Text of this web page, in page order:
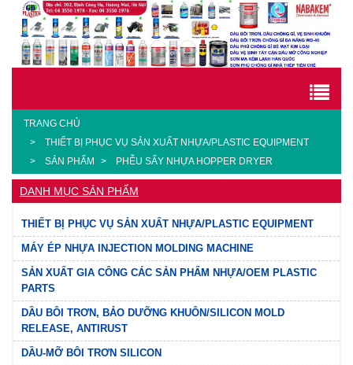
TRANG CHỦ
THIẾT BỊ PHỤC VỤ SẢN XUẤT NHỰA/PLASTIC EQUIPMENT
SẢN PHẨM
PHỄU SẤY NHỰA HOPPER DRYER
DANH MỤC SẢN PHẨM
THIẾT BỊ PHỤC VỤ SẢN XUẤT NHỰA/PLASTIC EQUIPMENT
MÁY ÉP NHỰA INJECTION MOLDING MACHINE
SẢN XUẤT GIA CÔNG CÁC SẢN PHẨM NHỰA/OEM PLASTIC
PARTS
DẦU BÔI TRƠN, BẢO DƯỠNG KHUÔN/SILICON MOLD
RELEASE, ANTIRUST
DẦU-MỠ BÔI TRƠN SILICON